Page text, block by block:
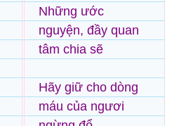
Những ước
nguyện, đầy quan
tâm chia sẽ
Hãy giữ cho dòng
máu của ngươi